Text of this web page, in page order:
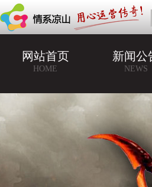
网站首页
HOME
新闻公
NEWS